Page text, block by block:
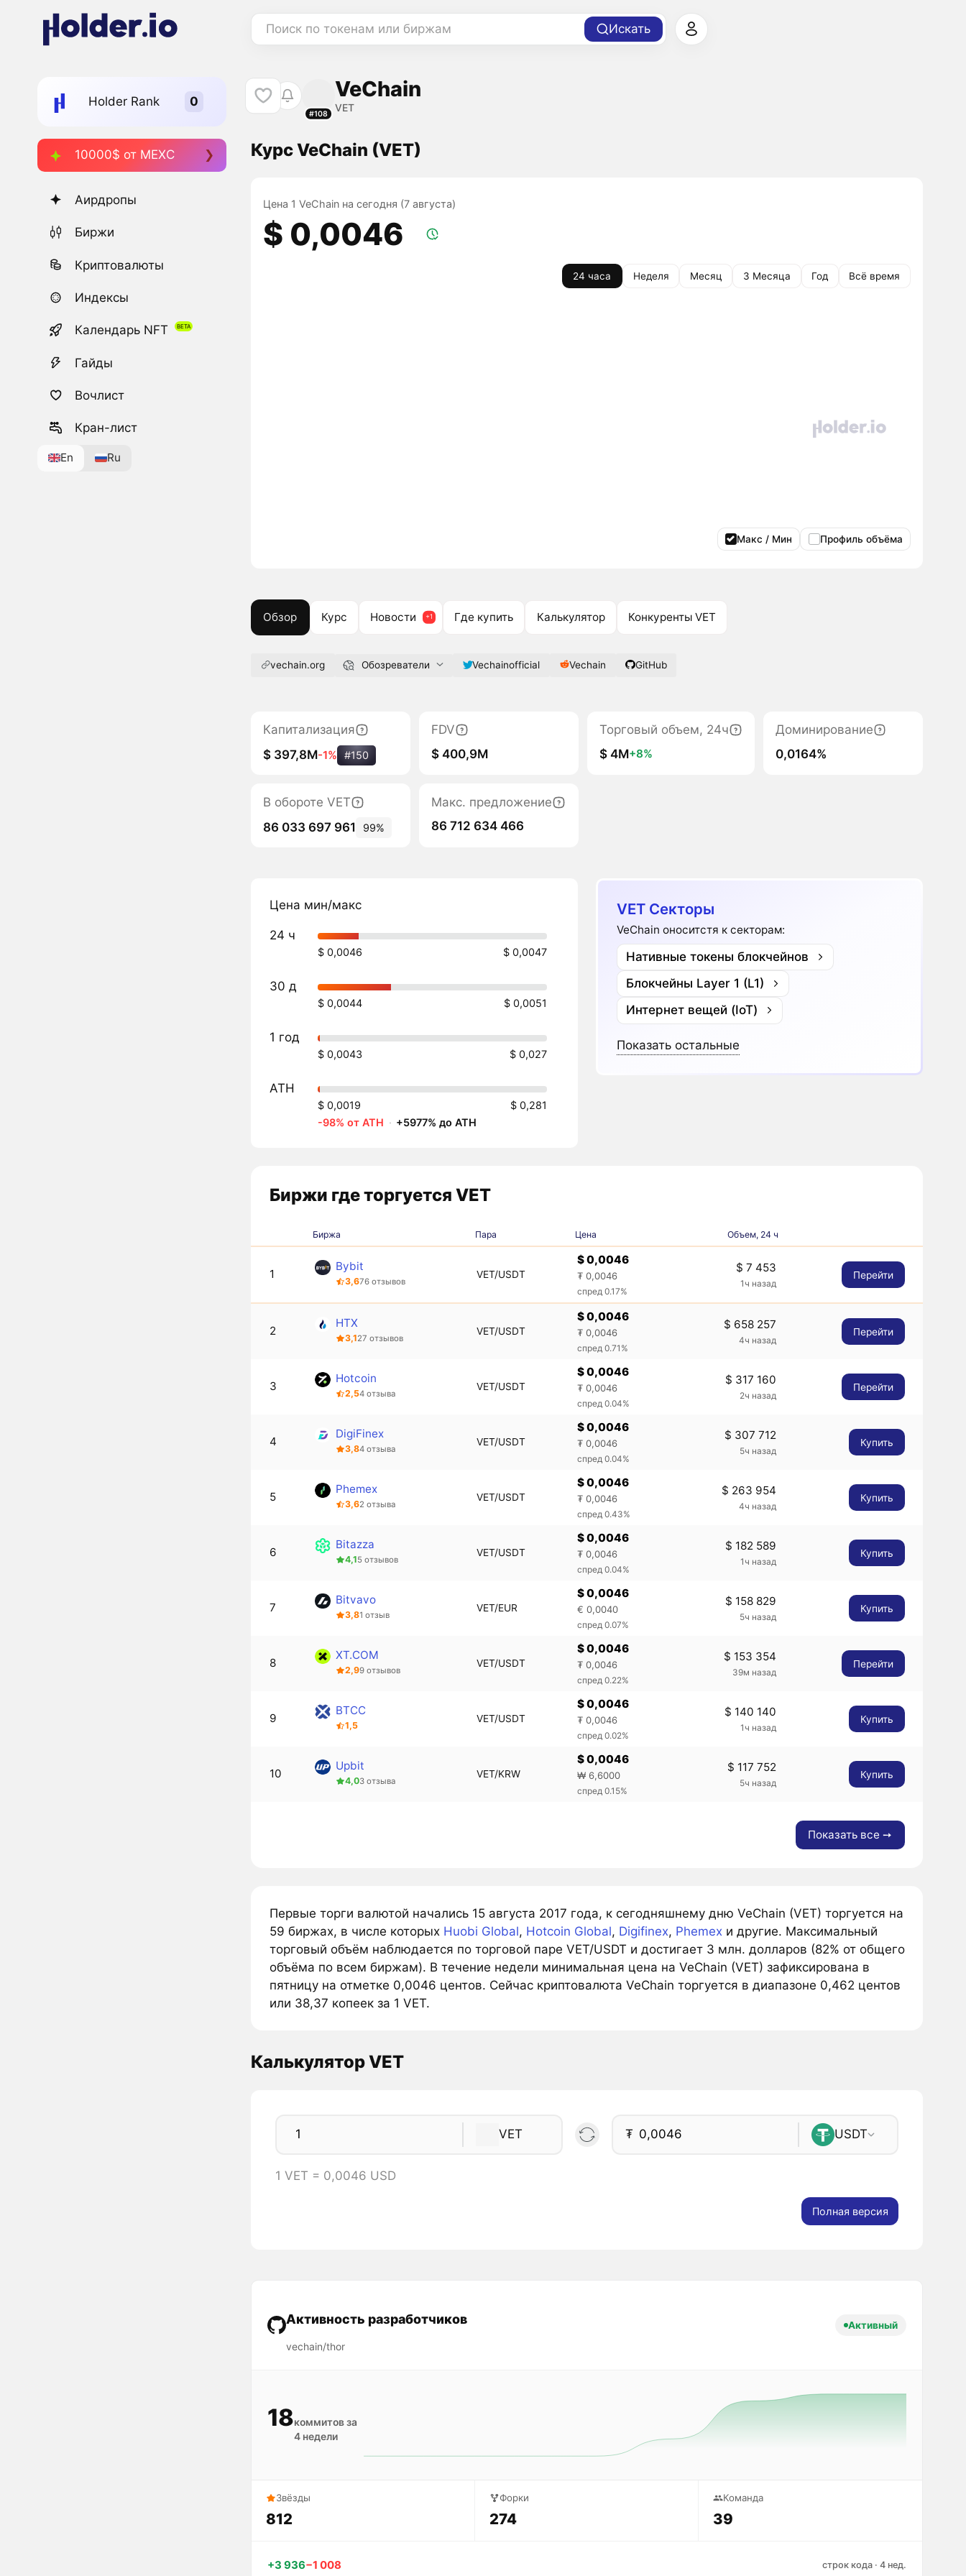
Поиск по токенам или биржам Искать
Holder Rank
10000$ от MEXC
Аирдропы
Биржи
Криптовалюты
Индексы
Календарь NFT
Гайды
Вочлист
Кран-лист
En Ru
#108
VeChain
VET
Курс VeChain (VET)
Цена 1 VeChain на сегодня (7 августа)
$ 0,0046
24 часа Неделя Месяц 3 Месяца Год Всё время
Макс / Мин Профиль объёма
Обзор Курс Новости Где купить Калькулятор Конкуренты VET
vechain.org Обозреватели Vechainofficial Vechain GitHub
Капитализация
$ 397,8M-1% #150
FDV
$ 400,9M
Торговый объем, 24ч
$ 4M+8%
Доминирование
0,0164%
В обороте VET
86 033 697 961
99%
Макс. предложение
86 712 634 466
Цена мин/макс
24 ч
$ 0,0046 $ 0,0047
30 д
$ 0,0044 $ 0,0051
1 год
$ 0,0043 $ 0,027
ATH
$ 0,0019
$ 0,281
-98% от ATH · +5977% до ATH
VET Секторы
VeChain оноситстя к секторам:
Нативные токены блокчейнов
Блокчейны Layer 1 (L1)
Интернет вещей (IoT)
Показать остальные
Биржи где торгуется VET
Биржа Пара Цена Объем, 24 ч
1
Bybit
3,676 отзывов
VET/USDT
$ 0,0046
₮ 0,0046
спред 0.17%
$ 7 453
1ч назад
Перейти
2
HTX
3,127 отзывов
VET/USDT
$ 0,0046
₮ 0,0046
спред 0.71%
$ 658 257
4ч назад
Перейти
3
Hotcoin
2,54 отзыва
VET/USDT
$ 0,0046
₮ 0,0046
спред 0.04%
$ 317 160
2ч назад
Перейти
4
DigiFinex
3,84 отзыва
VET/USDT
$ 0,0046
₮ 0,0046
спред 0.04%
$ 307 712
5ч назад
Купить
5
Phemex
3,62 отзыва
VET/USDT
$ 0,0046
₮ 0,0046
спред 0.43%
$ 263 954
4ч назад
Купить
6
Bitazza
4,15 отзывов
VET/USDT
$ 0,0046
₮ 0,0046
спред 0.04%
$ 182 589
1ч назад
Купить
7
Bitvavo
3,81 отзыв
VET/EUR
$ 0,0046
€ 0,0040
спред 0.07%
$ 158 829
5ч назад
Купить
8
XT.COM
2,99 отзывов
VET/USDT
$ 0,0046
₮ 0,0046
спред 0.22%
$ 153 354
39м назад
Перейти
9
BTCC
1,5
VET/USDT
$ 0,0046
₮ 0,0046
спред 0.02%
$ 140 140
1ч назад
Купить
10
Upbit
4,03 отзыва
VET/KRW
$ 0,0046
₩ 6,6000
спред 0.15%
$ 117 752
5ч назад
Купить
Показать все ➙
Первые торги валютой начались 15 августа 2017 года, к сегодняшнему дню VeChain (VET) торгуется на
59 биржах, в числе которых Huobi Global, Hotcoin Global, Digifinex, Phemex и другие. Максимальный
торговый объём наблюдается по торговой паре VET/USDT и достигает 3 млн. долларов (82% от общего
объёма по всем биржам). В течение недели минимальная цена на VeChain (VET) зафиксирована в
пятницу на отметке 0,0046 центов. Сейчас криптовалюта VeChain торгуется в диапазоне 0,462 центов
или 38,37 копеек за 1 VET.
Калькулятор VET
VET ₮ USDT
1 VET = 0,0046 USD
Полная версия
Активность разработчиков
vechain/thor
Активный
18коммитов за
4 недели
Звёзды
812
Форки
274
Команда
39
+3 936−1 008 строк кода · 4 нед.